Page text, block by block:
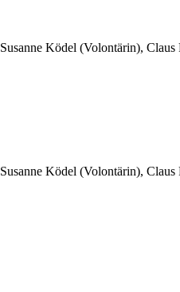
Susanne Ködel (Volontärin), Claus
Susanne Ködel (Volontärin), Claus